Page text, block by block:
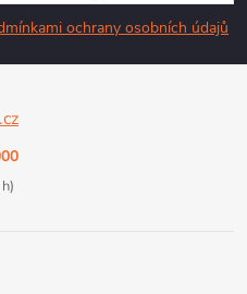
ochrany osobních údajů